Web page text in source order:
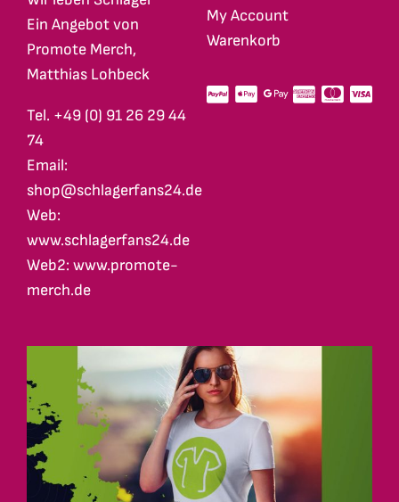
Ein Angebot von
Promote Merch,
Matthias Lohbeck
Tel. +49 (0) 91 26 29 44
74
Email:
shop@schlagerfans24.de
Web:
www.schlagerfans24.de
Web2: www.promote-
merch.de
My Account
Warenkorb